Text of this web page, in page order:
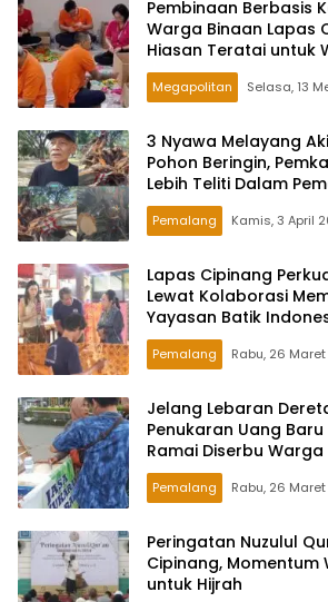
Pembinaan Berbasis
Warga Binaan Lapas
Hiasan Teratai untuk
Megapolitan Selasa, 13
3 Nyawa Melayang
Pohon Beringin,
Lebih Teliti
Pemalang Kamis, 3 April
Lapas Cipinang
Lewat Kolaborasi
Yayasan Batik
Pemalang Rabu, 26
Jelang Lebaran
Penukaran Uang
Ramai Diserbu Warga
Pemalang Rabu, 26
Peringatan Nuzulul
Cipinang, Momentum
untuk Hijrah